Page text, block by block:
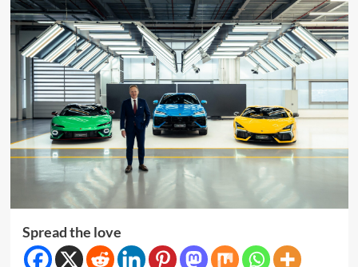
Spread the love